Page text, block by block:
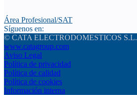
Área Profesional/SAT
Síguenos en:
© CATA ELECTRODOMESTICOS S.L.
www.catagroup.com
Aviso Legal
Política de privacidad
Política de calidad
Política de cookies
Información interna